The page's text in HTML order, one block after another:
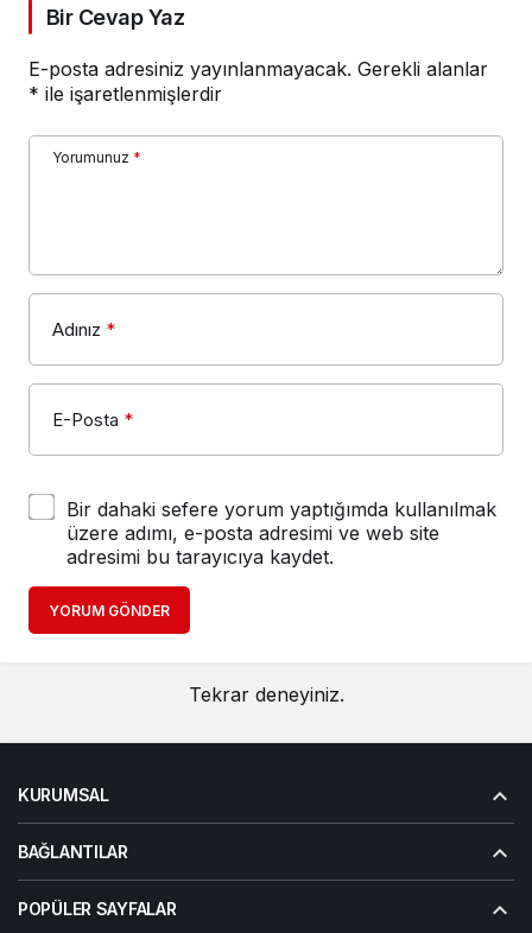
Bir Cevap Yaz
E-posta adresiniz yayınlanmayacak. Gerekli alanlar
* ile işaretlenmişlerdir
Yorumunuz *
Adınız *
E-Posta *
Bir dahaki sefere yorum yaptığımda kullanılmak
üzere adımı, e-posta adresimi ve web site
adresimi bu tarayıcıya kaydet.
YORUM GÖNDER
Tekrar deneyiniz.
KURUMSAL
BAĞLANTILAR
POPÜLER SAYFALAR